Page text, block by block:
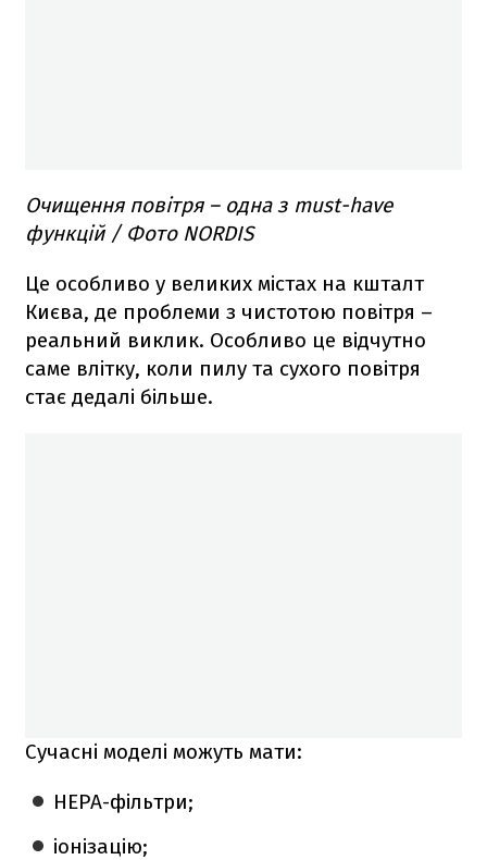
Очищення повітря – одна з must-have
функцій / Фото NORDIS
Це особливо у великих містах на кшталт
Києва, де проблеми з чистотою повітря –
реальний виклик. Особливо це відчутно
саме влітку, коли пилу та сухого повітря
стає дедалі більше.
Сучасні моделі можуть мати:
HEPA-фільтри;
іонізацію;